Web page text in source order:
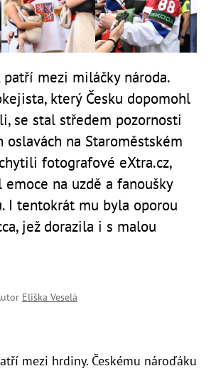
patří mezi miláčky národa.
který Česku dopomohl
se stal středem pozornosti
na Staroměstském
fotografové eXtra.cz,
na uzdě a fanoušky
I tentokrát mu byla oporou
jež dorazila i s malou
Eliška Veselá
mezi hrdiny. Českému nároďáku